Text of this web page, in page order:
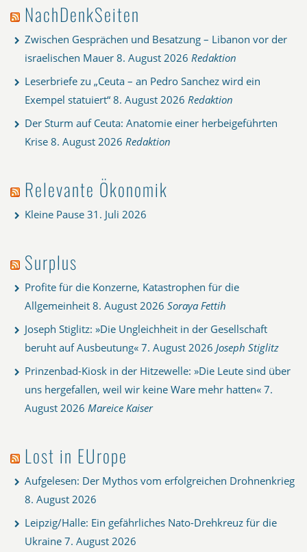
NachDenkSeiten
Zwischen Gesprächen und Besatzung – Libanon vor der
israelischen Mauer 8. August 2026 Redaktion
Leserbriefe zu „Ceuta – an Pedro Sanchez wird ein
Exempel statuiert“ 8. August 2026 Redaktion
Der Sturm auf Ceuta: Anatomie einer herbeigeführten
Krise 8. August 2026 Redaktion
Relevante Ökonomik
Kleine Pause 31. Juli 2026
Surplus
Profite für die Konzerne, Katastrophen für die
Allgemeinheit 8. August 2026 Soraya Fettih
Joseph Stiglitz: »Die Ungleichheit in der Gesellschaft
beruht auf Ausbeutung« 7. August 2026 Joseph Stiglitz
Prinzenbad-Kiosk in der Hitzewelle: »Die Leute sind über
uns hergefallen, weil wir keine Ware mehr hatten« 7.
August 2026 Mareice Kaiser
Lost in EUrope
Aufgelesen: Der Mythos vom erfolgreichen Drohnenkrieg
8. August 2026
Leipzig/Halle: Ein gefährliches Nato-Drehkreuz für die
Ukraine 7. August 2026